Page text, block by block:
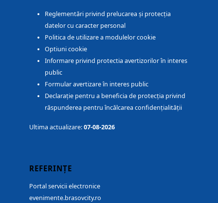
Reglementări privind prelucarea și protecția
datelor cu caracter personal
Politica de utilizare a modulelor cookie
Optiuni cookie
Informare privind protectia avertizorilor în interes
public
Formular avertizare în interes public
Declarație pentru a beneficia de protecția privind
răspunderea pentru încălcarea confidențialității
Ultima actualizare:07-08-2026
REFERINȚE
Portal servicii electronice
evenimente.brasovcity.ro